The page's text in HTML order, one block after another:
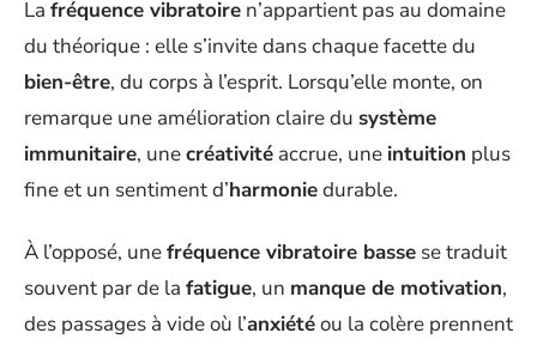
La fréquence vibratoire n’appartient pas au domaine
du théorique : elle s’invite dans chaque facette du
bien-être, du corps à l’esprit. Lorsqu’elle monte, on
remarque une amélioration claire du système
immunitaire, unecréativité accrue, une intuition plus
fine et un sentiment d’harmoniedurable.
À l’opposé, unefréquence vibratoire basse se traduit
souvent par de la fatigue, un manque de motivation,
des passages à vide où l’anxiétéou la colère prennent